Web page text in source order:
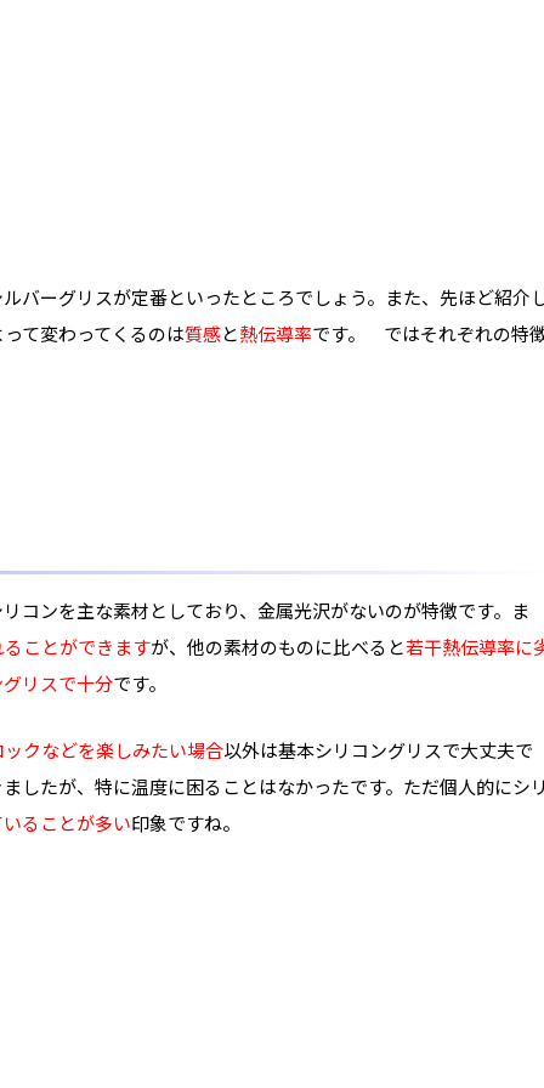
バーグリスが定番といったところでしょう。また、先ほど紹介
て変わってくるのは質感と熱伝導率です。 ではそれぞれの特
コンを主な素材としており、金属光沢がないのが特徴です。ま
ことができますが、他の素材のものに比べると若干熱伝導率に
リスで十分です。
クなどを楽しみたい場合以外は基本シリコングリスで大丈夫で
したが、特に温度に困ることはなかったです。ただ個人的にシ
ることが多い印象ですね。